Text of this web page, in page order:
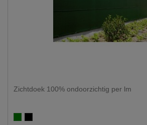
Zichtdoek 100% ondoorzichtig per lm
Groen 100%
Zwart 100%